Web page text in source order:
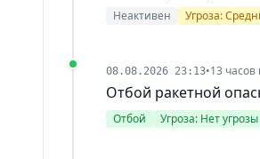
Неактивен Угроза:
08.08.2026 23:13•13 часов
Отбой ракетной
Отбой Угроза: Нет угрозы